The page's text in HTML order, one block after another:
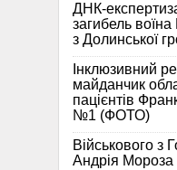
ДНК-
загибель
з Долинської
Інклюзивний
майданчик
пацієнтів
№1 (ФОТО)
Військового з
Андрія